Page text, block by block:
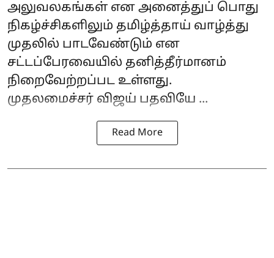
அலுவலகங்கள் என அனைத்துப் பொது
நிகழ்ச்சிகளிலும் தமிழ்த்தாய் வாழ்த்து
முதலில் பாடவேண்டும் என
சட்டப்பேரவையில் தனித்தீர்மானம்
நிறைவேற்றப்பட உள்ளது.
முதலமைச்சர் விஜய் பதவியே ...
Read More